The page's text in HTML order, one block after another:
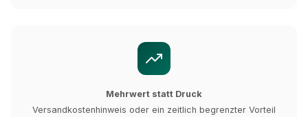
Mehrwert statt Druck
Versandkostenhinweis oder ein zeitlich begrenzter Vorteil